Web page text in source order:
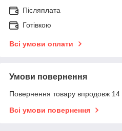
Післяплата
Готівкою
Всі умови оплати
Умови повернення
Повернення товару впродовж 14
Всі умови повернення